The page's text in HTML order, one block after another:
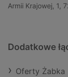
Armii Krajowej, 1,
Dodatkowe
Oferty Żabka